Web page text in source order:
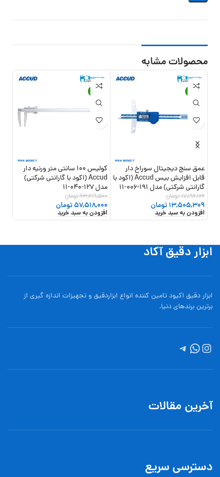
محصولات مشابه
-21%
عمق سنج دیجیتال سوراخ دار
قابل افزایش بیس Accud (اکود با
گارانتی شرکتی) مدل 191-006-11
17,196,126تومان
13,505,309 تومان
افزودن به سبد خرید
-10%
کولیس 100 سانتی متر ورنیه دار
Accud (اکود با گارانتی شرکتی)
مدل 127-040-11
63,619,500تومان
57,518,000تومان
افزودن به سبد خرید
ابزار دقیق آکاد
ابزار دقیق اکیود تامین کننده انواع ابزاردقيق و تجهيزات اندازه گیری از
برترین برندهای دنیا.
آخرین مقالات
دسترسی سریع